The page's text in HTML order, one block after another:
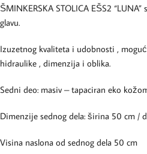
ŠMINKERSKA STOLICA EŠS2
glavu.
Izuzetnog kvaliteta i udobnosti ,
hidraulike , dimenzija i oblika.
Sedni deo: masiv – tapaciran eko
Dimenzije sednog dela: širina 50 cm /
Visina naslona od sednog dela 50 cm